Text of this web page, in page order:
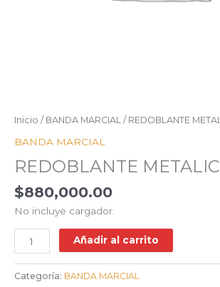
Inicio / BANDA MARCIAL / REDOBLANTE
BANDA MARCIAL
REDOBLANTE
$880,000.00
No incluye cargador.
Añadir al carrito
Categoría: BANDA MARCIAL